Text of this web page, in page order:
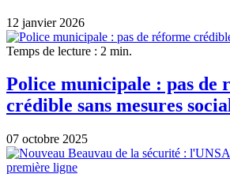
12 janvier 2026
Temps de lecture : 2 min.
Police municipale : pas de
crédible sans mesures
07 octobre 2025